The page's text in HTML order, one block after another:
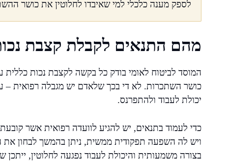
לספק מענה כלכלי למי שאיבדו לחלוטין את כושר
מהם התנאים לקבלת קצבת
המוסד לביטוח לאומי בודק כל בקשה לקצבת נכות כללית
כושר השתכרות. לא די בכך שלאדם יש מגבלה רפואית –
יכולת לעבוד ולהתפרנס.
כדי לעמוד בתנאים, יש להגיע לוועדה רפואית אשר
ויש לה השפעה תפקודית ממשית, ניתן בהמשך לבחון